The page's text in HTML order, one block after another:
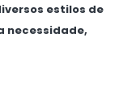
estilos de
necessidade,